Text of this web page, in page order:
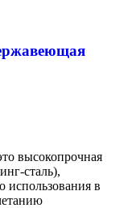
высокопрочная
сталь),
использования в